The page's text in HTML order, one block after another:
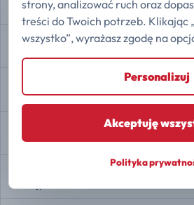
Dostępne
Kamera 360
Dostępne
Asystent ruszania pod górę
Dostępne
Dostępne
strony, analizować ruch oraz
treści do Twoich potrzeb. Klikając
wszystko”, wyrażasz zgodę na
Personalizuj
Akceptuję
Polityka